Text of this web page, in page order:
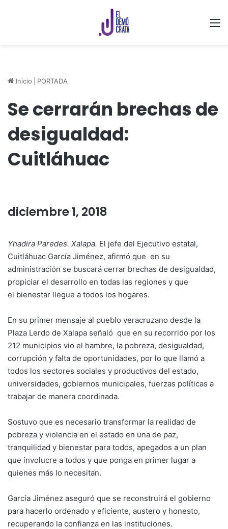
Inicio PORTADA
Se cerrarán brechas de
desigualdad:
Cuitláhuac
diciembre 1, 2018
Yhadira Paredes. Xalapa. El jefe del Ejecutivo estatal,
Cuitláhuac García Jiménez, afirmó que en su
administración se buscará cerrar brechas de desigualdad,
propiciar el desarrollo en todas las regiones y que
el bienestar llegue a todos los hogares.
En su primer mensaje al pueblo veracruzano desde la
Plaza Lerdo de Xalapa señaló que en su recorrido por los
212 municipios vio el hambre, la pobreza, desigualdad,
corrupción y falta de oportunidades, por lo que llamó a
todos los sectores sociales y productivos del estado,
universidades, gobiernos municipales, fuerzas políticas a
trabajar de manera coordinada.
Sostuvo que es necesario transformar la realidad de
pobreza y violencia en el estado en una de paz,
tranquilidad y bienestar para todos, apegados a un plan
que involucre a todos y que ponga en primer lugar a
quienes más lo necesitan.
García Jiménez aseguró que se reconstruirá el gobierno
para hacerlo ordenado y eficiente, austero y honesto,
recuperando la confianza en las instituciones.